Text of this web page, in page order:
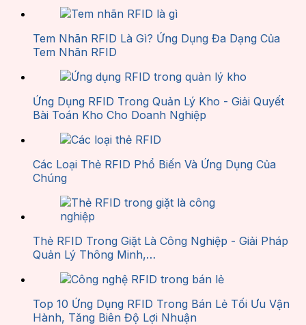
Tem Nhãn RFID Là Gì? Ứng Dụng Đa Dạng Của
Tem Nhãn RFID
Ứng Dụng RFID Trong Quản Lý Kho - Giải Quyết
Bài Toán Kho Cho Doanh Nghiệp
Các Loại Thẻ RFID Phổ Biến Và Ứng Dụng Của
Chúng
Thẻ RFID Trong Giặt Là Công Nghiệp - Giải Pháp
Quản Lý Thông Minh,…
Top 10 Ứng Dụng RFID Trong Bán Lẻ Tối Ưu Vận
Hành, Tăng Biên Độ Lợi Nhuận